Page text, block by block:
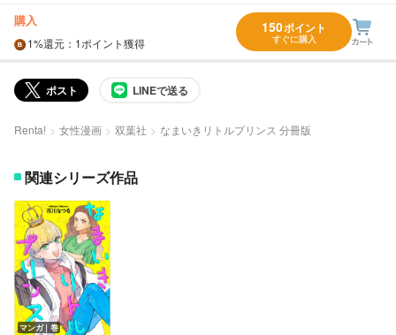
購入
1%還元 ：1ポイント獲得
150ポイント
すぐに購入
ポスト LINEで送る
Renta! 女性漫画 双葉社 なまいきリトルプリンス 分冊版
関連シリーズ作品
マンガ｜巻